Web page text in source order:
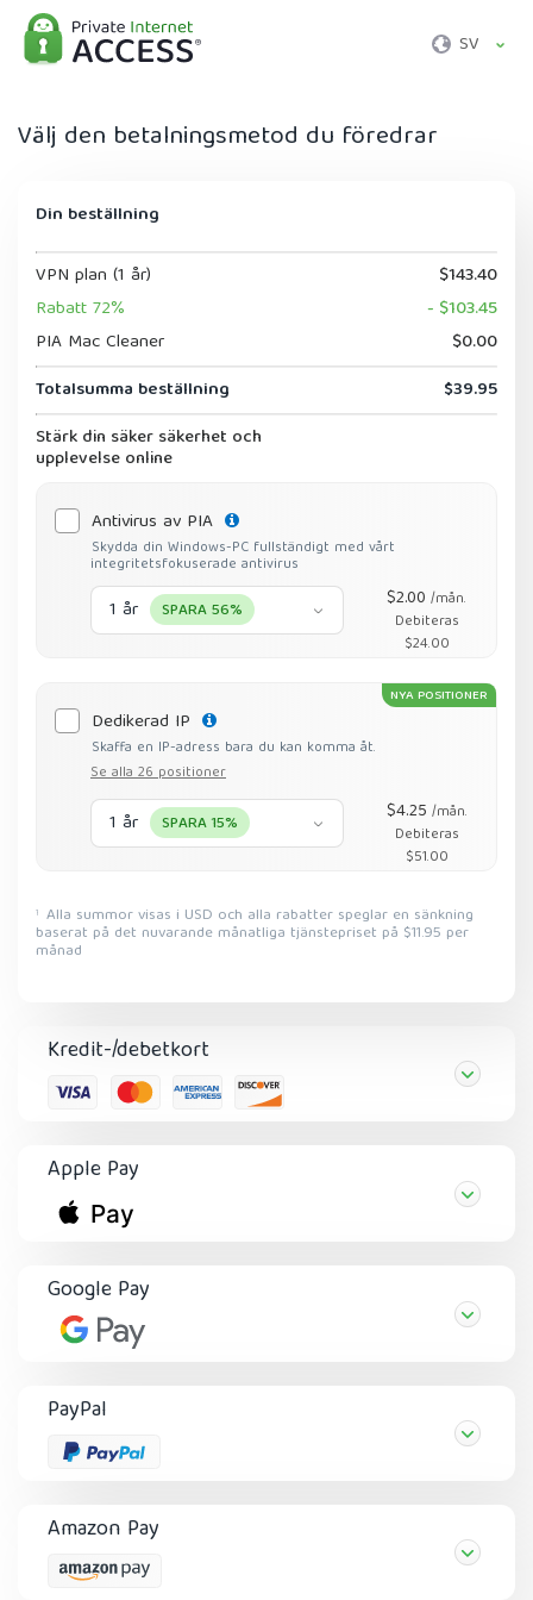
SV
Välj den betalningsmetod du föredrar
Kredit-/debetkort
Apple Pay
Google Pay
PayPal
Amazon Pay
Din beställning
VPN plan (1 år)
$143.40
Rabatt 72%
- $103.45
PIA Mac Cleaner
$0.00
Totalsumma beställning
$39.95
Stärk din säker säkerhet och
upplevelse online
Antivirus av PIA
Skydda din Windows-PC fullständigt med vårt
integritetsfokuserade antivirus
1 år SPARA 56% $2.00/mån.
Debiteras
$24.00
NYA POSITIONER
Dedikerad IP
Skaffa en IP-adress bara du kan komma åt.
Se alla 26 positioner
1 år SPARA 15% $4.25 /mån.
Debiteras
$51.00
1 Alla summor visas i USD och alla rabatter speglar en sänkning
baserat på det nuvarande månatliga tjänstepriset på $11.95 per
månad